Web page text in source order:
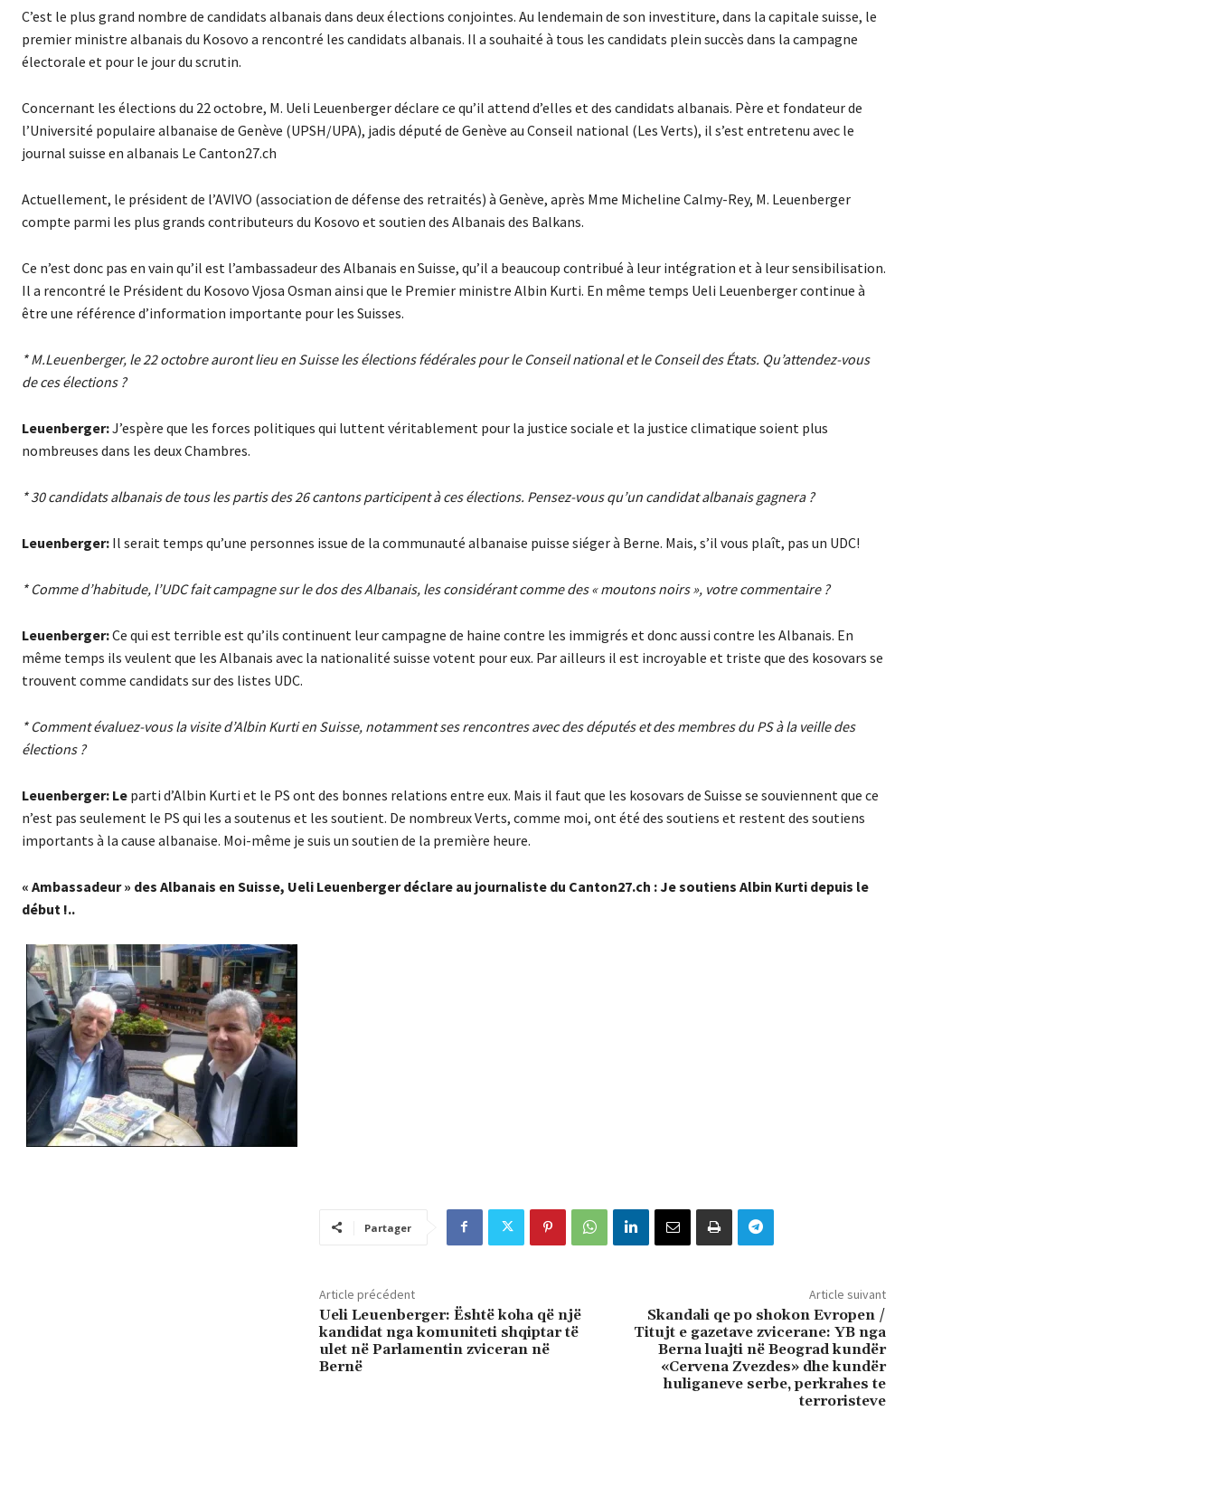
C’est le plus grand nombre de candidats albanais dans deux élections conjointes. Au lendemain de son investiture, dans la capitale suisse, le
premier ministre albanais du Kosovo a rencontré les candidats albanais. Il a souhaité à tous les candidats plein succès dans la campagne
électorale et pour le jour du scrutin.
Concernant les élections du 22 octobre, M. Ueli Leuenberger déclare ce qu’il attend d’elles et des candidats albanais. Père et fondateur de
l’Université populaire albanaise de Genève (UPSH/UPA), jadis député de Genève au Conseil national (Les Verts), il s’est entretenu avec le
journal suisse en albanais Le Canton27.ch
Actuellement, le président de l’AVIVO (association de défense des retraités) à Genève, après Mme Micheline Calmy-Rey, M. Leuenberger
compte parmi les plus grands contributeurs du Kosovo et soutien des Albanais des Balkans.
Ce n’est donc pas en vain qu’il est l’ambassadeur des Albanais en Suisse, qu’il a beaucoup contribué à leur intégration et à leur sensibilisation.
Il a rencontré le Président du Kosovo Vjosa Osman ainsi que le Premier ministre Albin Kurti. En même temps Ueli Leuenberger continue à
être une référence d’information importante pour les Suisses.
* M.Leuenberger, le 22 octobre auront lieu en Suisse les élections fédérales pour le Conseil national et le Conseil des États. Qu’attendez-vous
de ces élections ?
Leuenberger:J’espère que les forces politiques qui luttent véritablement pour la justice sociale et la justice climatique soient plus
nombreuses dans les deux Chambres.
* 30 candidats albanais de tous les partis des 26 cantons participent à ces élections. Pensez-vous qu’un candidat albanais gagnera ?
Leuenberger: Il serait temps qu’une personnes issue de la communauté albanaise puisse siéger à Berne. Mais, s’il vous plaît, pas un UDC!
* Comme d’habitude, l’UDC fait campagne sur le dos des Albanais, les considérant comme des « moutons noirs », votre commentaire ?
Leuenberger:Ce qui est terrible est qu’ils continuent leur campagne de haine contre les immigrés et donc aussi contre les Albanais. En
même temps ils veulent que les Albanais avec la nationalité suisse votent pour eux. Par ailleurs il est incroyable et triste que des kosovars se
trouvent comme candidats sur des listes UDC.
* Comment évaluez-vous la visite d’Albin Kurti en Suisse, notamment ses rencontres avec des députés et des membres du PS à la veille des
élections ?
Leuenberger: Le parti d’Albin Kurti et le PS ont des bonnes relations entre eux. Mais il faut que les kosovars de Suisse se souviennent que ce
n’est pas seulement le PS qui les a soutenus et les soutient. De nombreux Verts, comme moi, ont été des soutiens et restent des soutiens
importants à la cause albanaise. Moi-même je suis un soutien de la première heure.
« Ambassadeur » des Albanais en Suisse, Ueli Leuenberger déclare au journaliste du Canton27.ch : Je soutiens Albin Kurti depuis le
début !..
Partager
Article précédent
Ueli Leuenberger: Është koha që një
kandidat nga komuniteti shqiptar të
ulet në Parlamentin zviceran në
Bernë
Article suivant
Skandali qe po shokon Evropen /
Titujt e gazetave zvicerane: YB nga
Berna luajti në Beograd kundër
«Cervena Zvezdes» dhe kundër
huliganeve serbe, perkrahes te
terroristeve